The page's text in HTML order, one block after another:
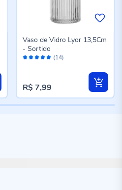
Avaliação: (14)
Vaso de Vidro Lyor 13,5Cm
- Sortido
R$ 7,99